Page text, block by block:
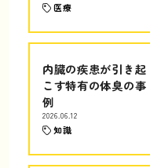
医療
内臓の疾患が引き起
こす特有の体臭の事
例
2026.06.12
知識